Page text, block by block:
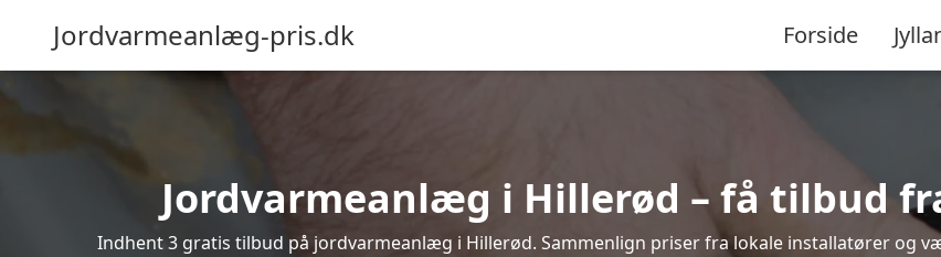
Jordvarmeanlæg-pris.dk Forside
Jordvarmeanlæg i Hillerød – få tilbud
Indhent 3 gratis tilbud på jordvarmeanlæg i Hillerød. Sammenlign priser fra lokale installatører og